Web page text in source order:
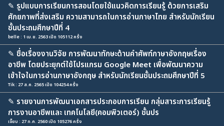
✎ รูปแบบการเรียนการสอนโดยใช้แนวคิดการเรียนรู้ ด้วยการเสริม
ศักยภาพที่ส่งเสริม ความสามารถในการอ่านภาษาไทย สำหรับนักเรียน
ชั้นประถมศึกษาปีที่ 4
belle : 1 เม.ย. 2563 เปิด 105112 ครั้ง
✎ ชื่อเรื่องงานวิจัย การพัฒนาทักษะด้านคำศัพท์ภาษาอังกฤษเรื่อง
อาชีพ โดยประยุกต์ใช้โปรแกรม Google Meet เพื่อพัฒนาความ
เข้าใจในการอ่านภาษาอังกฤษ สำหรับนักเรียนชั้นประถมศึกษาปีที่ 5
Tik : 27 ส.ค. 2565 เปิด 104254 ครั้ง
✎ รายงานการพัฒนาเอกสารประกอบการเรียน กลุ่มสาระการเรียนรู้
การงานอาชีพและ เทคโนโลยี(คอมพิวเตอร์) ชั้นปร
เจี๊ยบ : 27 ก.ค. 2560 เปิด 105276 ครั้ง